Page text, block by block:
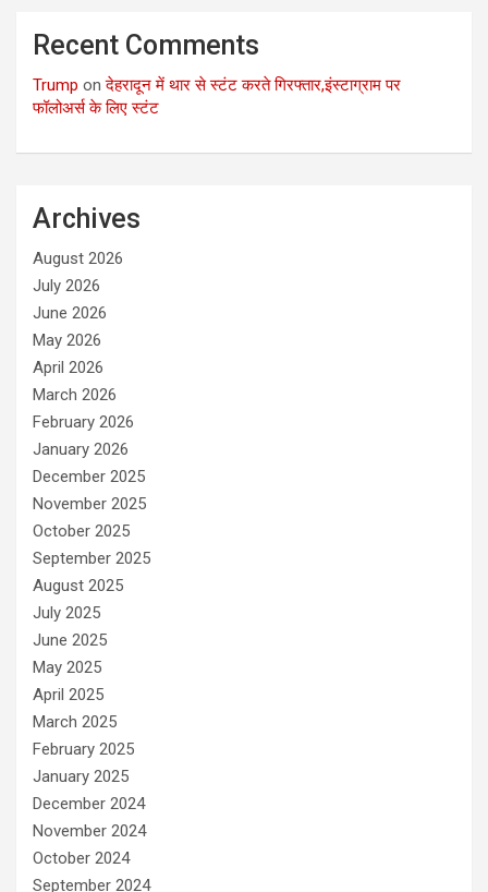
Recent Comments
Trump onदेहरादून में थार से स्टंट करते गिरफ्तार,इंस्टाग्राम पर
फॉलोअर्स के लिए स्टंट
Archives
August 2026
July 2026
June 2026
May 2026
April 2026
March 2026
February 2026
January 2026
December 2025
November 2025
October 2025
September 2025
August 2025
July 2025
June 2025
May 2025
April 2025
March 2025
February 2025
January 2025
December 2024
November 2024
October 2024
September 2024